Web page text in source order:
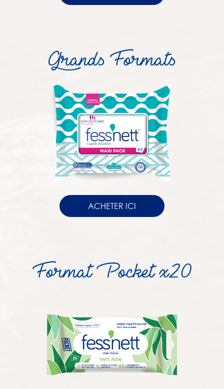
Grands Formats
ACHETER ICI
Format Pocket x20